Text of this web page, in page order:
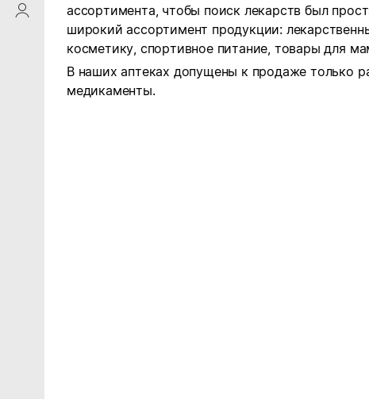
ProfileSaby
ассортимента, чтобы поиск лекарств был
широкий ассортимент продукции:
косметику, спортивное питание, товары для
В наших аптеках допущены к продаже только
медикаменты.